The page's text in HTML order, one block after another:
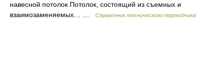
навесной потолок Потолок, состоящий из съемных и
взаимозаменяемых… …
Справочник технического переводчика